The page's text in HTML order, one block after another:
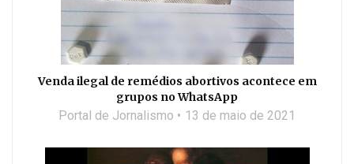
Venda ilegal de remédios abortivos acontece em
grupos no WhatsApp
Portal de Jornalismo 13 de maio de 2021